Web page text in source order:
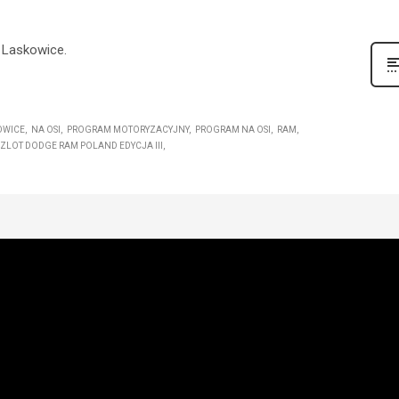
NA OSI PROGRAM MOTORYZACYJNY PROGRAM NA OSI
RAM
ZLOT DODGE RAM POLAND EDYCJA III